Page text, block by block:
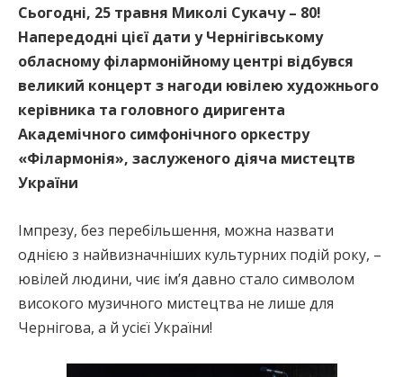
Сьогодні, 25 травня Миколі Сукачу – 80!
Напередодні цієї дати у Чернігівському
обласному філармонійному центрі відбувся
великий концерт з нагоди ювілею художнього
керівника та головного диригента
Академічного симфонічного оркестру
«Філармонія», заслуженого діяча мистецтв
України
Імпрезу, без перебільшення, можна назвати
однією з найвизначніших культурних подій року, –
ювілей людини, чиє ім’я давно стало символом
високого музичного мистецтва не лише для
Чернігова, а й усієї України!